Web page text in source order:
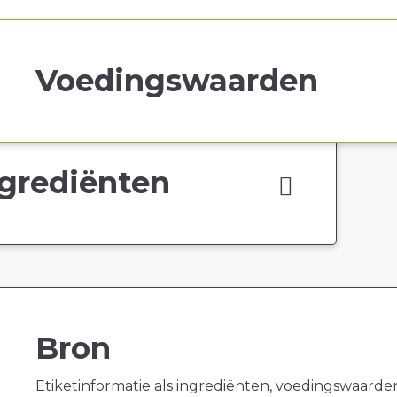
Voedingswaarden
Bron
Etiketinformatie als ingrediënten,